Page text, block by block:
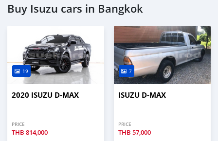
Buy Isuzu cars in Bangkok
19
2020 ISUZU D-MAX
PRICE
THB 814,000
7
ISUZU D-MAX
PRICE
THB 57,000